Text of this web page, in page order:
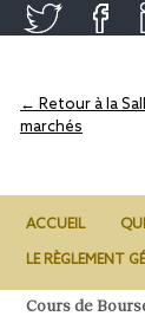
← Retour à la
marchés
ACCUEIL
LE RÈGLEMENT
Cours de